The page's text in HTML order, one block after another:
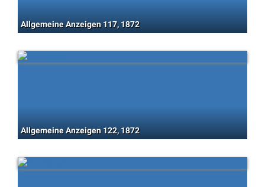
Allgemeine Anzeigen 117, 1872
Allgemeine Anzeigen 122, 1872